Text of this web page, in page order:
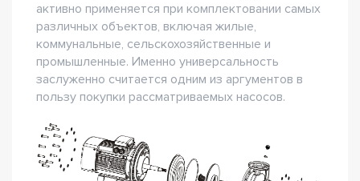
активно применяется при комплектовании самых
различных объектов, включая жилые,
коммунальные, сельскохозяйственные и
промышленные. Именно универсальность
заслуженно считается одним из аргументов в
пользу покупки рассматриваемых насосов.